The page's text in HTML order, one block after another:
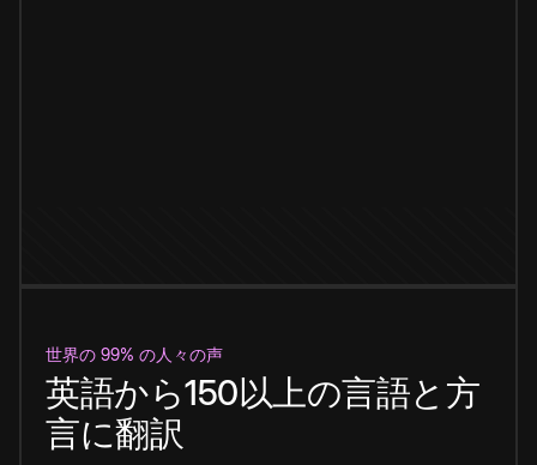
世界の 99% の人々の声
英語から150以上の言語と方
言に翻訳